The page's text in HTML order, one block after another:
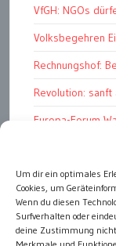
Um dir ein optimales
Cookies, um
Wenn du diesen
Surfverhalten oder
deine Zustimmung
VfGH: NGOs
Volksbegehren
Rechnungshof:
Revolution:
Europa-Forum
Amnesty
Attac kritisiert
Ungarn ist